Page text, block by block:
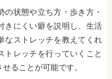
状態や立ち方・歩き方・
きにくい癖を説明し、生活
なストレッチを教えてくれ
トレッチを行っていくこと
ることが可能です。